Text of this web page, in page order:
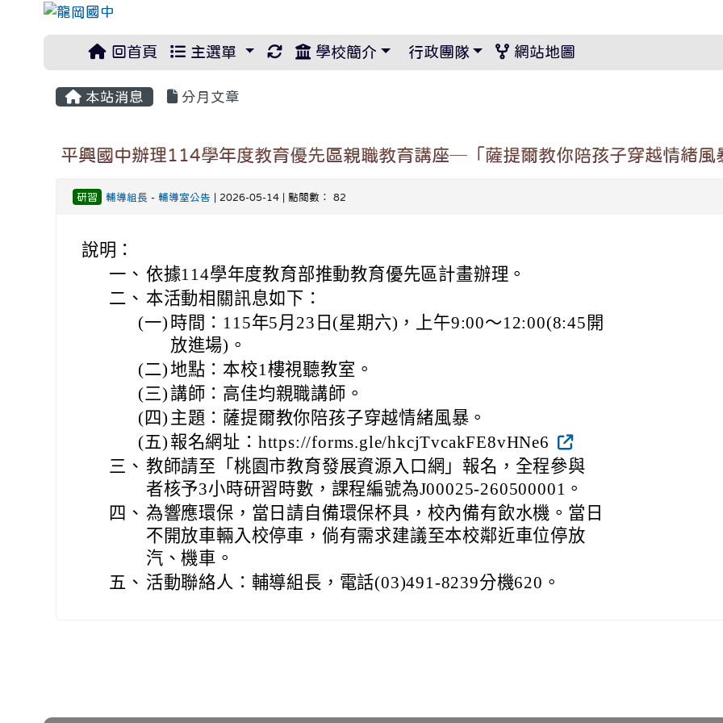
回首頁 主選單 重新取得佈景設定
學校簡介 行政團隊 網站地圖
本站消息 分月文章
平興國中辦理114學年度教育優先區親職教育講座─「薩提爾教你陪孩子穿越情緒風
研習 輔導組長 -輔導室公告 | 2026-05-14 | 點閱數： 82
說明：
一、 依據114學年度教育部推動教育優先區計畫辦理。
二、 本活動相關訊息如下：
(一) 時間：115年5月23日(星期六)，上午9:00～12:00(8:45開
放進場)。
(二)地點：本校1樓視聽教室。
(三)講師：高佳均親職講師。
(四) 主題：薩提爾教你陪孩子穿越情緒風暴。
(五) 報名網址：https://forms.gle/hkcjTvcakFE8vHNe6
三、 教師請至「桃園市教育發展資源入口網」報名，全程參與
者核予3小時研習時數，課程編號為J00025-260500001。
四、 為響應環保，當日請自備環保杯具，校內備有飲水機。當日
不開放車輛入校停車，倘有需求建議至本校鄰近車位停放
汽、機車。
五、 活動聯絡人：輔導組長，電話(03)491-8239分機620。